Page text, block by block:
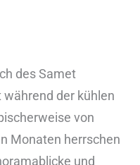
des Samet
der kühlen
von
Monaten herrschen
und